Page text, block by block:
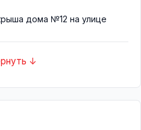
дома №12 на улице
↓